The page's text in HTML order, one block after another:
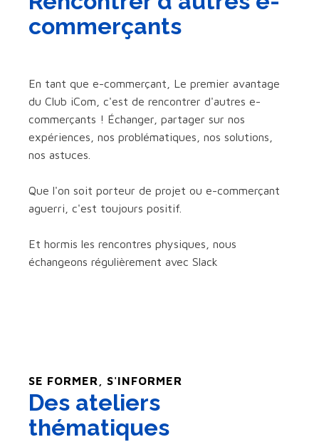
commerçants
En tant que e-commerçant, Le premier avantage
du Club iCom, c'est de rencontrer d'autres e-
commerçants ! Échanger, partager sur nos
expériences, nos problématiques, nos solutions,
nos astuces.
Que l'on soit porteur de projet ou e-commerçant
aguerri, c'est toujours positif.
Et hormis les rencontres physiques, nous
échangeons régulièrement avec Slack
SE FORMER, S'INFORMER
Des ateliers
thématiques